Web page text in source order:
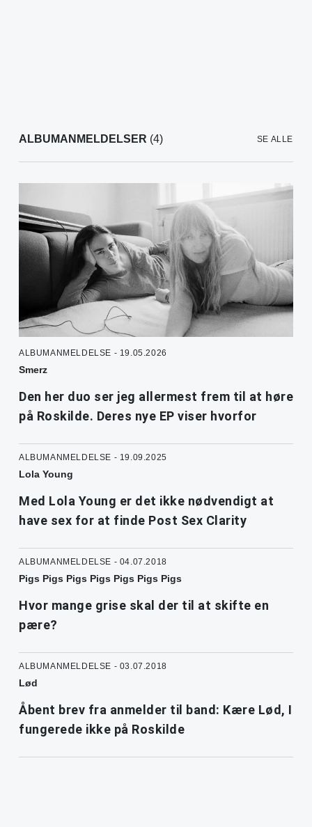
ALBUMANMELDELSER (4) SE ALLE
ALBUMANMELDELSE - 19.05.2026
Smerz
Den her duo ser jeg allermest frem til at høre
på Roskilde. Deres nye EP viser hvorfor
ALBUMANMELDELSE - 19.09.2025
Lola Young
Med Lola Young er det ikke nødvendigt at
have sex for at finde Post Sex Clarity
ALBUMANMELDELSE - 04.07.2018
Pigs Pigs Pigs Pigs Pigs Pigs Pigs
Hvor mange grise skal der til at skifte en
pære?
ALBUMANMELDELSE - 03.07.2018
Lød
Åbent brev fra anmelder til band: Kære Lød, I
fungerede ikke på Roskilde